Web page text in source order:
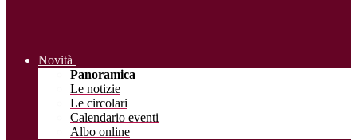
Novità
Panoramica
Le notizie
Le circolari
Calendario eventi
Albo online